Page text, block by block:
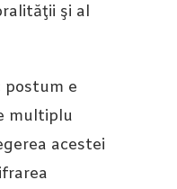
şi al
postum e
multiplu
acestei